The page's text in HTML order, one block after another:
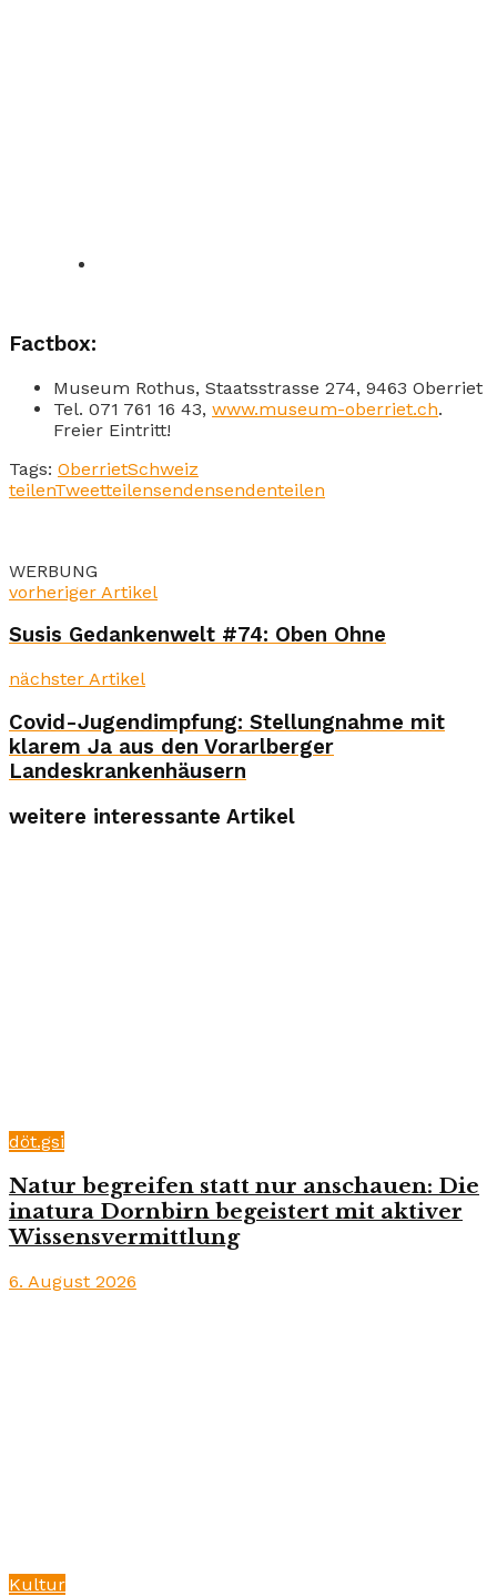
Factbox:
Museum Rothus, Staatsstrasse 274, 9463 Oberriet
Tel. 071 761 16 43, www.museum-oberriet.ch.
Freier Eintritt!
Tags: OberrietSchweiz
teilenTweetteilensendensendenteilen
WERBUNG
vorheriger Artikel
Susis Gedankenwelt #74: Oben Ohne
nächster Artikel
Covid-Jugendimpfung: Stellungnahme mit
klarem Ja aus den Vorarlberger
Landeskrankenhäusern
weitere interessante Artikel
döt.gsi
Natur begreifen statt nur anschauen: Die
inatura Dornbirn begeistert mit aktiver
Wissensvermittlung
6. August 2026
Kultur